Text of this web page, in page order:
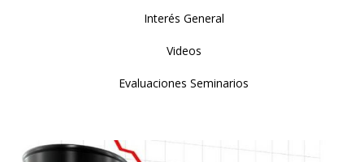
Interés General
Videos
Evaluaciones Seminarios